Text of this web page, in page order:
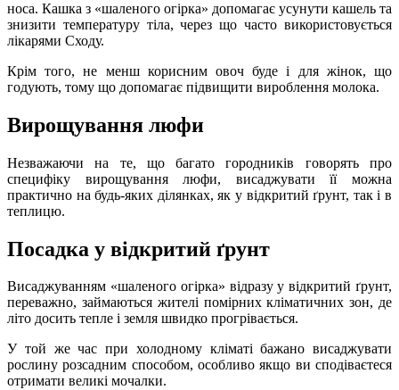
носа. Кашка з «шаленого огірка» допомагає усунути кашель та
знизити температуру тіла, через що часто використовується
лікарями Сходу.
Крім того, не менш корисним овоч буде і для жінок, що
годують, тому що допомагає підвищити вироблення молока.
Вирощування люфи
Незважаючи на те, що багато городників говорять про
специфіку вирощування люфи, висаджувати її можна
практично на будь-яких ділянках, як у відкритий ґрунт, так і в
теплицю.
Посадка у відкритий ґрунт
Висаджуванням «шаленого огірка» відразу у відкритий ґрунт,
переважно, займаються жителі помірних кліматичних зон, де
літо досить тепле і земля швидко прогрівається.
У той же час при холодному кліматі бажано висаджувати
рослину розсадним способом, особливо якщо ви сподіваєтеся
отримати великі мочалки.